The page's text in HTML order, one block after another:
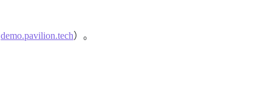
demo.pavilion.tech）。